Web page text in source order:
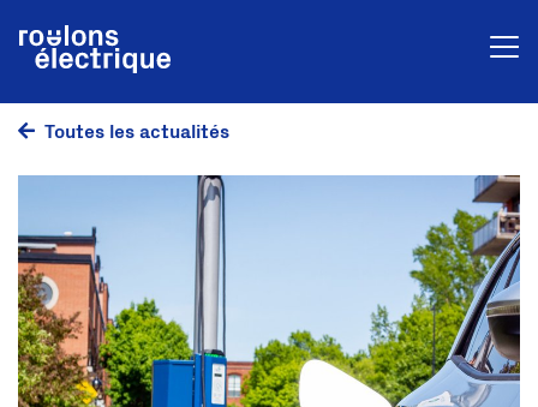
Toutes les actualités